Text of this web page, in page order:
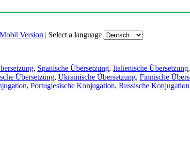
Mobil Version | Select a language
, Spanische Übersetzung, Italienische Übersetzung,
Übersetzung, Ukrainische Übersetzung, Finnische
, Portugiesische Konjugation, Russische Konjugation